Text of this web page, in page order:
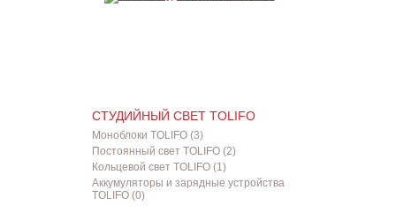
СТУДИЙНЫЙ СВЕТ TOLIFO
Моноблоки TOLIFO (3)
Постоянный свет TOLIFO (2)
Кольцевой свет TOLIFO (1)
Аккумуляторы и зарядные устройства
TOLIFO (0)